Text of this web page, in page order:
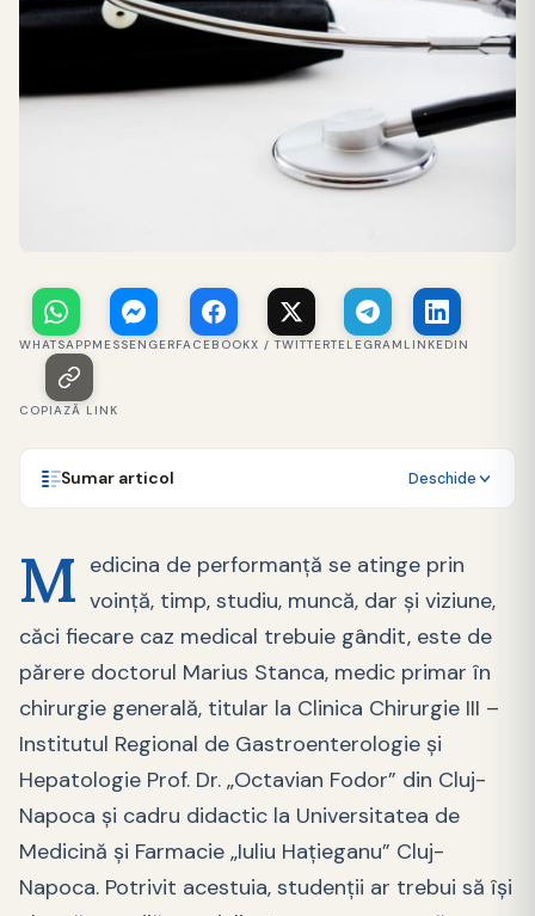
WHATSAPPMESSENGERFACEBOOKX / TWITTERTELEGRAM LINKEDIN
COPIAZĂ LINK
Sumar articol Deschide
M edicina de performanță se atinge prin
voință, timp, studiu, muncă, dar și viziune,
căci fiecare caz medical trebuie gândit, este de
părere doctorul Marius Stanca, medic primar în
chirurgie generală, titular la Clinica Chirurgie III –
Institutul Regional de Gastroenterologie și
Hepatologie Prof. Dr. „Octavian Fodor” din Cluj-
Napoca și cadru didactic la Universitatea de
Medicină și Farmacie „Iuliu Hațieganu” Cluj-
Napoca. Potrivit acestuia, studenții ar trebui să își